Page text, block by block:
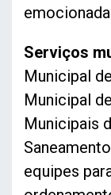
Serviços
Municipal
Municipal
Municipais
equipes